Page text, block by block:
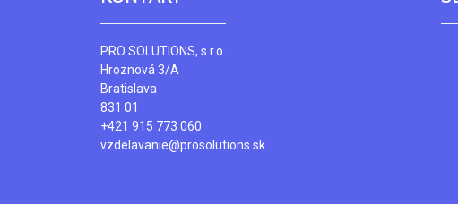
PRO SOLUTIONS, s.r.o.
Hroznová 3/A
Bratislava
831 01
+421 915 773 060
vzdelavanie@prosolutions.sk